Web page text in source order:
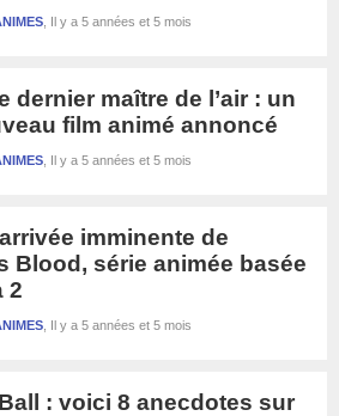
Il y a 5 années et 5 mois
dernier maître de l’air : un
film animé annoncé
Il y a 5 années et 5 mois
imminente de
Blood, série animée basée
2
Il y a 5 années et 5 mois
: voici 8 anecdotes sur